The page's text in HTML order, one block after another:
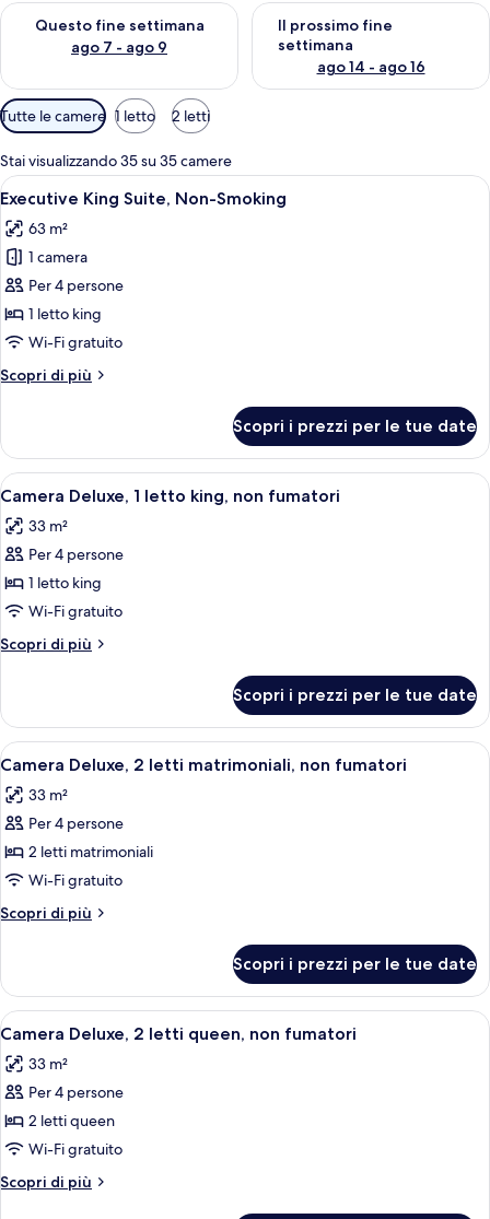
Questo fine settimana
ago 7 - ago 9
Verifica la disponibilità per questo fine settimana, ago 7 - ago
Il prossimo fine
settimana
ago 14 - ago 16
Verifica la disponibilità per il
Filtri
disponibili
per
le
camere
Tutte le camere 1 letto 2 letti
Stai visualizzando 35 su 35 camere
Apri
tutte
le
foto
per
Executive
King
Non-
Una camera d'albergo moderna
7
Executive King Suite, Non-Smoking
63 m²
1 camera
Per 4 persone
1 letto king
Wi-Fi gratuito
Scopri di più
Altri
King
Suite,
Non-
Scopri i prezzi per le tue date
Apri
tutte
le
foto
per
Camera
Deluxe,
1
king,
non
fumatori
Una moderna camera d'albergo con
10
Camera Deluxe, 1 letto king, non fumatori
33 m²
Per 4 persone
1 letto king
Wi-Fi gratuito
Scopri di più
Altri
Deluxe,
letto
non
fumatori
Scopri i prezzi per le tue date
Apri
tutte
le
foto
per
Camera
Deluxe,
2
matrimoniali,
non
fumatori
Camera d'albergo con due letti, una
6
Camera Deluxe, 2 letti matrimoniali, non fumatori
33 m²
Per 4 persone
2 letti matrimoniali
Wi-Fi gratuito
Scopri di più
Altri
Deluxe,
letti
non
fumatori
Scopri i prezzi per le tue date
Apri
tutte
le
foto
per
Camera
Deluxe,
2
Camera d'albergo con due letti, una
7
Camera Deluxe, 2 letti queen, non fumatori
33 m²
Per 4 persone
2 letti queen
Wi-Fi gratuito
Scopri di più
Altri